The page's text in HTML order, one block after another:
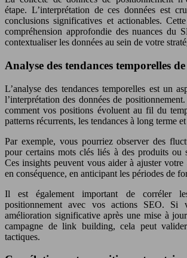
étape. L’interprétation de ces données est
conclusions significatives et actionables.
compréhension approfondie des nuances du
contextualiser les données au sein de votre
Analyse des tendances temporelles
L’analyse des tendances temporelles est un
l’interprétation des données de
comment vos positions évoluent au fil du
patterns récurrents, les tendances à long terme
Par exemple, vous pourriez observer des
pour certains mots clés liés à des produits ou
Ces insights peuvent vous aider à ajuster votre
en conséquence, en anticipant les périodes de
Il est également important de corréler
positionnement avec vos actions SEO. Si
amélioration significative après une mise à
campagne de link building, cela peut
tactiques.